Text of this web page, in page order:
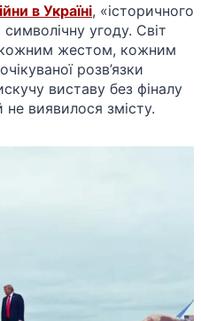
в Україні, «історичного
угоду. Світ
кожним жестом, кожним
розв’язки
виставу без фіналу
виявилося змісту.